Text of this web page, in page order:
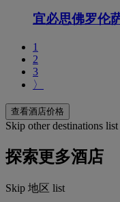
宜必思佛罗伦
1
2
3
〉
查看酒店价格
Skip other destinations list
探索更多酒店
Skip 地区 list